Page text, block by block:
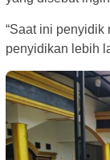
“Saat ini
penyidikan lebih